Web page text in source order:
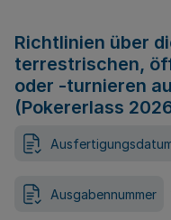
Richtlinien über
terrestrischen,
oder -turnieren
(Pokererlass
Ausgabennummer